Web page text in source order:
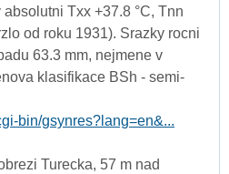
Txx +37.8 °C, Tnn
od roku 1931). Srazky rocni
63.3 mm, nejmene v
klasifikace BSh - semi-
bin/gsynres?lang=en&...
Turecka, 57 m nad